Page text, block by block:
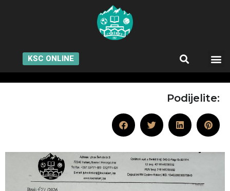
KSC ONLINE
Podijelite: